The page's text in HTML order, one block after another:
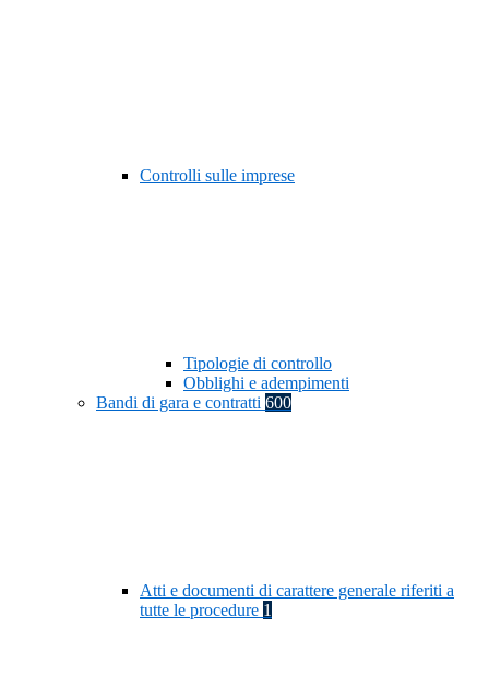
Controlli sulle imprese
Tipologie di controllo
Obblighi e adempimenti
Bandi di gara e contratti 600
Atti e documenti di carattere generale riferiti a
tutte le procedure 1